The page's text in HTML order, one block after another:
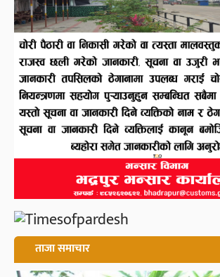
ताजा समाचार